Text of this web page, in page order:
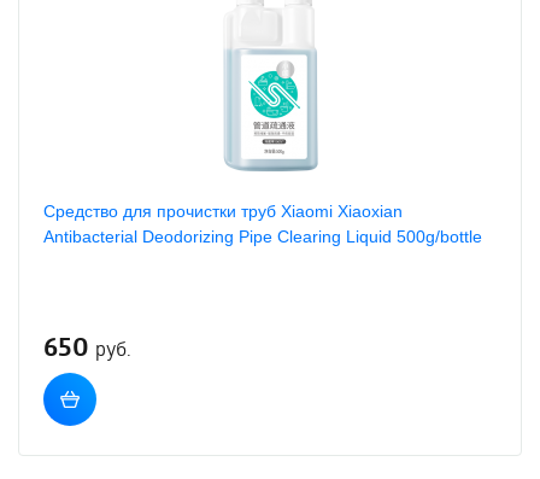
Средство для прочистки труб Xiaomi Xiaoxian
Antibacterial Deodorizing Pipe Clearing Liquid 500g/bottle
650 руб.